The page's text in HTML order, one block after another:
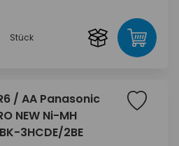
Stück
/ AA Panasonic
NEW Ni-MH
3HCDE/2BE